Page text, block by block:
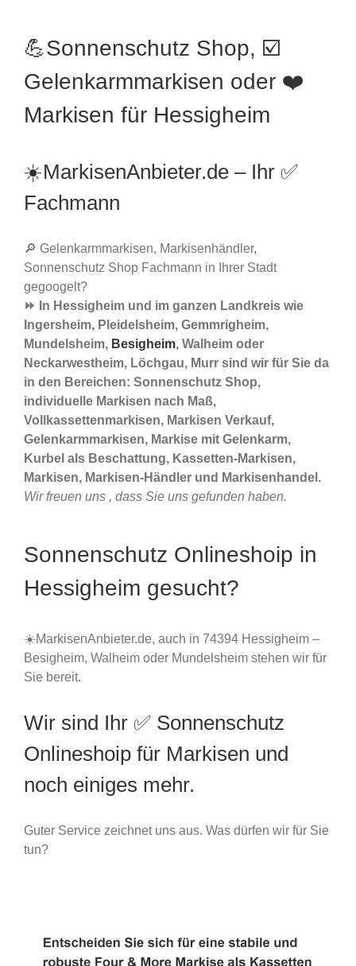
💪Sonnenschutz Shop, ☑️
Gelenkarmmarkisen oder ❤️
Markisen für Hessigheim
☀️MarkisenAnbieter.de – Ihr ✅
Fachmann
🔎 Gelenkarmmarkisen, Markisenhändler,
Sonnenschutz Shop Fachmann in Ihrer Stadt
gegoogelt?
⏩ In Hessigheim und im ganzen Landkreis wie
Ingersheim, Pleidelsheim, Gemmrigheim,
Mundelsheim, Besigheim, Walheim oder
Neckarwestheim, Löchgau, Murr sind wir für Sie da
in den Bereichen: Sonnenschutz Shop,
individuelle Markisen nach Maß,
Vollkassettenmarkisen, Markisen Verkauf,
Gelenkarmmarkisen, Markise mit Gelenkarm,
Kurbel als Beschattung, Kassetten-Markisen,
Markisen, Markisen-Händler und Markisenhandel.
Wir freuen uns , dass Sie uns gefunden haben.
Sonnenschutz Onlineshoip in
Hessigheim gesucht?
☀️MarkisenAnbieter.de, auch in 74394 Hessigheim –
Besigheim, Walheim oder Mundelsheim stehen wir für
Sie bereit.
Wir sind Ihr ✅ Sonnenschutz
Onlineshoip für Markisen und
noch einiges mehr.
Guter Service zeichnet uns aus. Was dürfen wir für Sie
tun?